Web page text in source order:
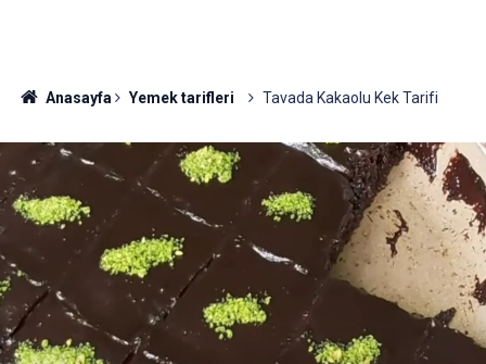
Anasayfa Yemek tarifleri Tavada Kakaolu Kek Tarifi